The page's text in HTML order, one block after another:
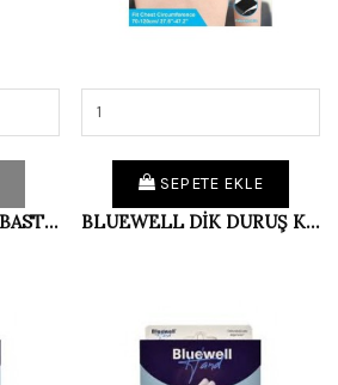
BLUEWELL DENGE BASTONU (TRİPOT) AG005
SEPETE EKLE
BLUEWELL DİK DURUŞ KORSESİ CONFORT BLACK